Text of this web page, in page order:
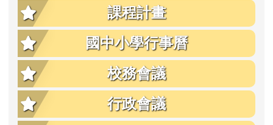
課程計畫
國中小學行事曆
校務會議
行政會議